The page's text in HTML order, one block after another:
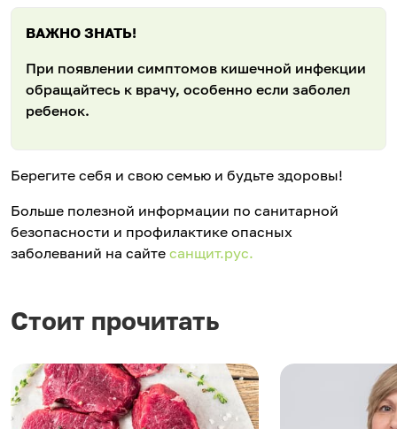
ВАЖНО ЗНАТЬ!
При появлении симптомов кишечной инфекции
обращайтесь к врачу, особенно если заболел
ребенок.
Берегите себя и свою семью и будьте здоровы!
Больше полезной информации по санитарной
безопасности и профилактике опасных
заболеваний на сайте санщит.рус.
Стоит прочитать